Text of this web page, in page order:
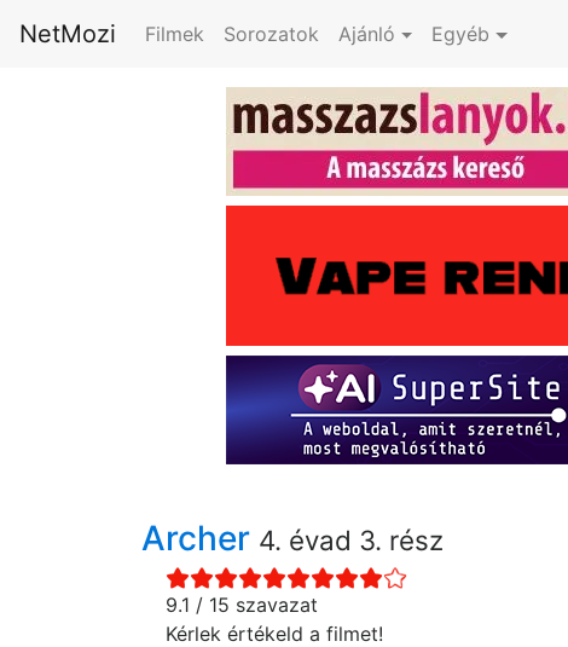
NetMozi Filmek Sorozatok Ajánló Egyéb
Archer 4. évad 3. rész
9.1 / 15 szavazat
Kérlek értékeld a filmet!